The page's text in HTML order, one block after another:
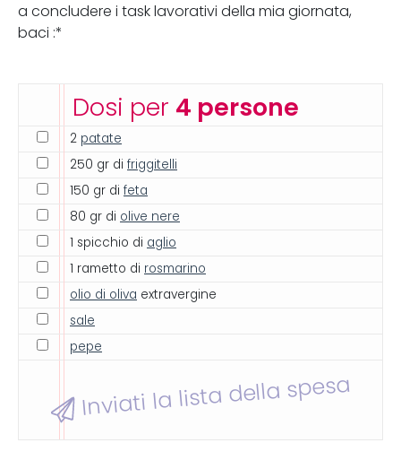
a concludere i task lavorativi della mia giornata,
baci :*
Dosi per 4 persone
2 patate
250 gr di friggitelli
150 gr di feta
80 gr di olive nere
1 spicchio di aglio
1 rametto di rosmarino
olio di oliva extravergine
sale
pepe
Inviati la lista della spesa